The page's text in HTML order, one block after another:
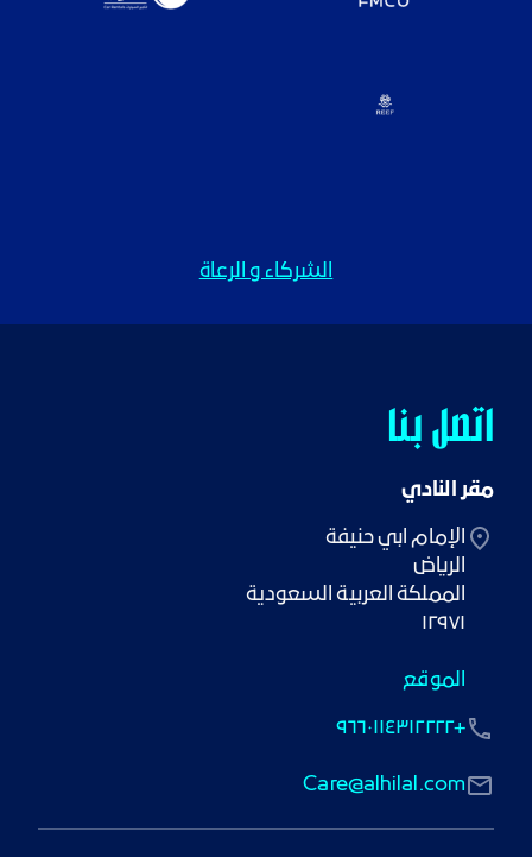
الشركاء و الرعاة
اتصل بنا
مقر النادي
١٢٩٧١
الموقع
Care@alhilal.com
+٩٦٦٠١١٤٣١٢٢٢٢